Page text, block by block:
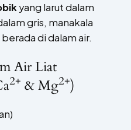
yang larut dalam
gris, manakala
di dalam air.
Air Liat
2+ & Mg2+)